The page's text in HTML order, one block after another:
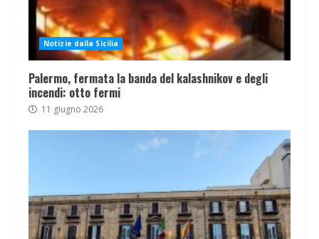
Notizie dalla Sicilia
Palermo, fermata la banda del kalashnikov e degli
incendi: otto fermi
11 giugno 2026